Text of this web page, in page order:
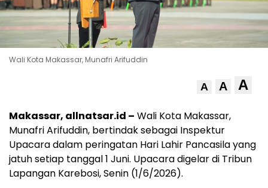
Wali Kota Makassar, Munafri Arifuddin
A A A
Makassar, allnatsar.id – Wali Kota Makassar,
Munafri Arifuddin, bertindak sebagai Inspektur
Upacara dalam peringatan Hari Lahir Pancasila yang
jatuh setiap tanggal 1 Juni. Upacara digelar di Tribun
Lapangan Karebosi, Senin (1/6/2026).